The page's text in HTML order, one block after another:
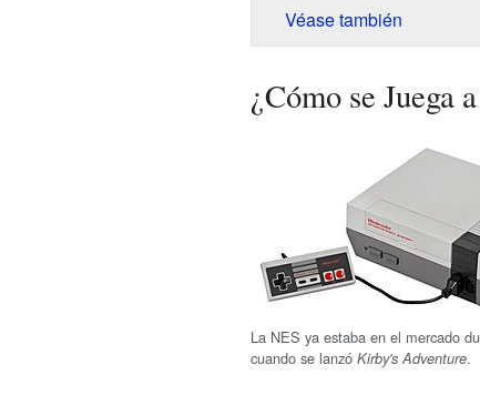
Véase también
¿Cómo se Juega
La NES ya estaba en el mercado
cuando se lanzó Kirby's Adventure.